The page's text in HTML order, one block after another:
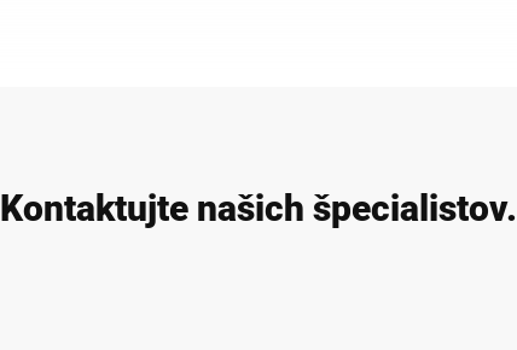
Kontaktujte našich špecialistov.